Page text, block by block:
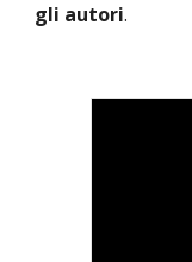
gli autori.